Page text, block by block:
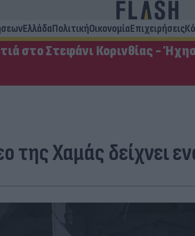
ΕλλάδαΠολιτικήΟικονομίαΕπιχειρήσεις
στο Στεφάνι Κορινθίας -
της Χαμάς δείχνει